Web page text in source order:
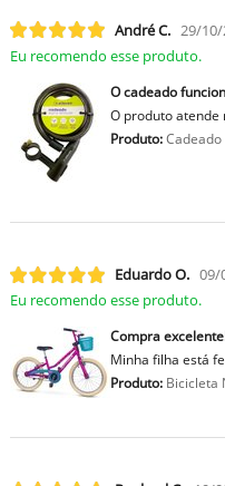
André C. 29/10/
Eu recomendo esse produto.
O cadeado
O produto atende
Produto:Cadeado
Eduardo O. 09/
Eu recomendo esse produto.
Compra
Minha filha está
Produto:Bicicleta